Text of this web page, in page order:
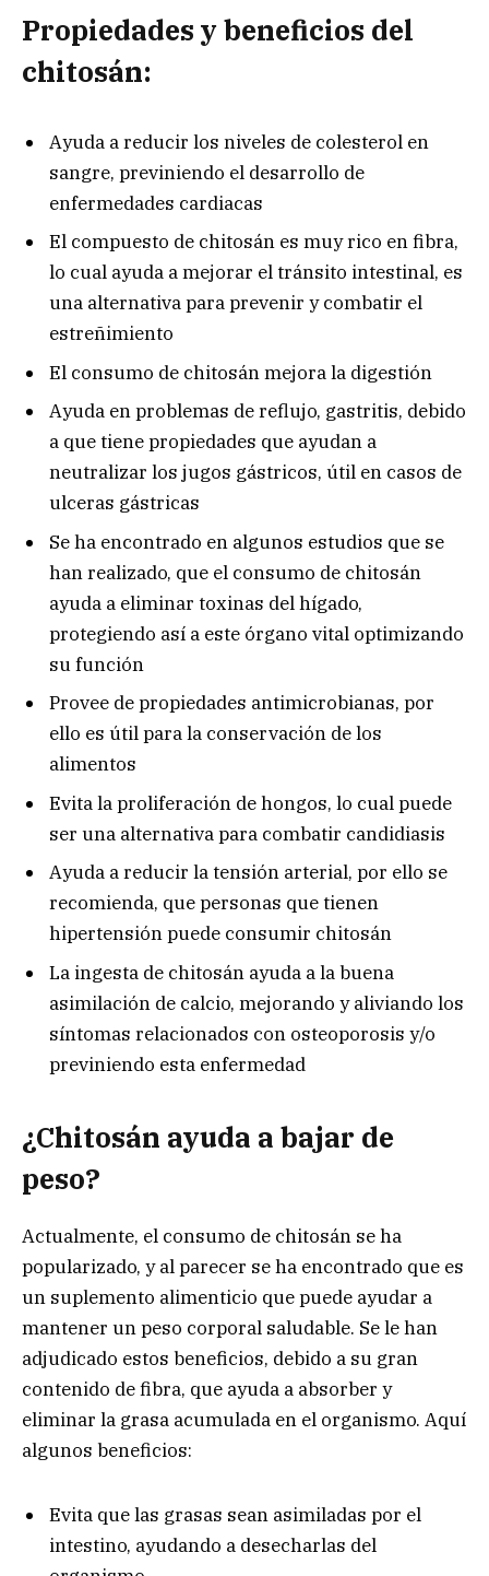
Propiedades y beneficios del
chitosán:
Ayuda a reducir los niveles de colesterol en
sangre, previniendo el desarrollo de
enfermedades cardiacas
El compuesto de chitosán es muy rico en fibra,
lo cual ayuda a mejorar el tránsito intestinal, es
una alternativa para prevenir y combatir el
estreñimiento
El consumo de chitosán mejora la digestión
Ayuda en problemas de reflujo, gastritis, debido
a que tiene propiedades que ayudan a
neutralizar los jugos gástricos, útil en casos de
ulceras gástricas
Se ha encontrado en algunos estudios que se
han realizado, que el consumo de chitosán
ayuda a eliminar toxinas del hígado,
protegiendo así a este órgano vital optimizando
su función
Provee de propiedades antimicrobianas, por
ello es útil para la conservación de los
alimentos
Evita la proliferación de hongos, lo cual puede
ser una alternativa para combatir candidiasis
Ayuda a reducir la tensión arterial, por ello se
recomienda, que personas que tienen
hipertensión puede consumir chitosán
La ingesta de chitosán ayuda a la buena
asimilación de calcio, mejorando y aliviando los
síntomas relacionados con osteoporosis y/o
previniendo esta enfermedad
¿Chitosán ayuda a bajar de
peso?
Actualmente, el consumo de chitosán se ha
popularizado, y al parecer se ha encontrado que es
un suplemento alimenticio que puede ayudar a
mantener un peso corporal saludable. Se le han
adjudicado estos beneficios, debido a su gran
contenido de fibra, que ayuda a absorber y
eliminar la grasa acumulada en el organismo. Aquí
algunos beneficios:
Evita que las grasas sean asimiladas por el
intestino, ayudando a desecharlas del